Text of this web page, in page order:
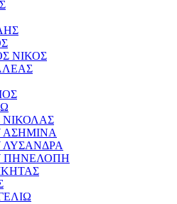
ΝΙΚΟΣ
ΑΣΗΜΙΝΑ
ΠΗΝΕΛΟΠΗ